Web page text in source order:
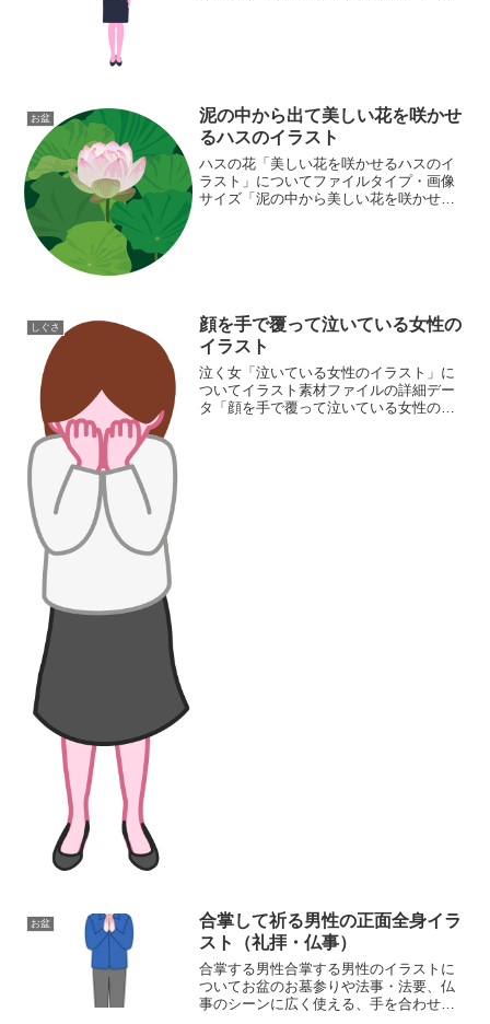
お盆
泥の中から出て美しい花を咲かせ
るハスのイラスト
ハスの花「美しい花を咲かせるハスのイ
ラスト」についてファイルタイプ・画像
サイズ「泥の中から美しい花を咲かせる
しぐさ
顔を手で覆って泣いている女性の
イラスト
泣く女「泣いている女性のイラスト」に
ついてイラスト素材ファイルの詳細デー
タ「顔を手で覆って泣いている女性のイ
お盆
合掌して祈る男性の正面全身イラ
スト（礼拝・仏事）
合掌する男性合掌する男性のイラストに
ついてお盆のお墓参りや法事・法要、仏
事のシーンに広く使える、手を合わせて